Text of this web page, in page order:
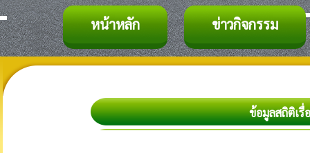
หน้าหลัก ข่าวกิจกรรม
ข้อมูลสถิติเรื่